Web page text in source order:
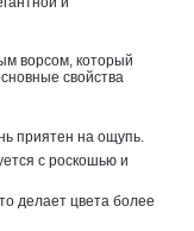
ворсом, который
свойства
приятен на ощупь.
с роскошью и
делает цвета более